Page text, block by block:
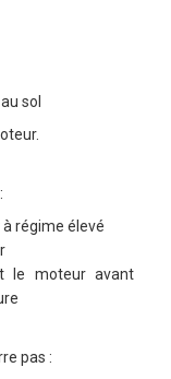
sol
régime élevé
le moteur avant
pas :